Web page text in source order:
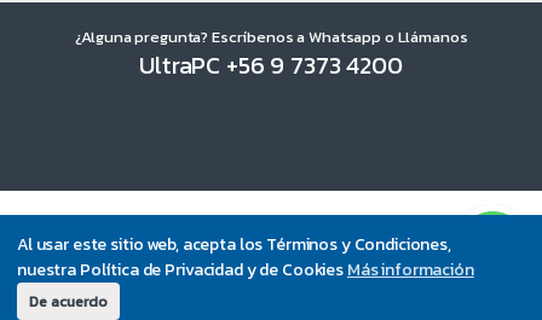
Al usar este sitio web, acepta los Términos y Condiciones,
nuestra Política de Privacidad y de CookiesMás información
De acuerdo
¿Alguna pregunta? Escríbenos a Whatsapp o Llámanos
UltraPC +56 9 7373 4200